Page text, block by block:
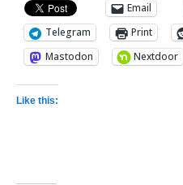
Email
Telegram
Print
Mastodon
Nextdoor
Like this: